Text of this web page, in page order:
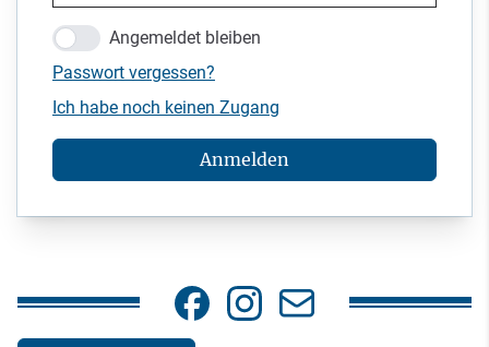
Angemeldet bleiben
Passwort vergessen?
Ich habe noch keinen Zugang
Anmelden